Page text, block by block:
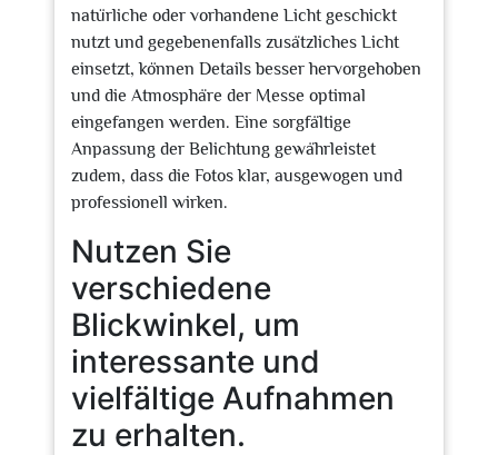
natürliche oder vorhandene Licht geschickt
nutzt und gegebenenfalls zusätzliches Licht
einsetzt, können Details besser hervorgehoben
und die Atmosphäre der Messe optimal
eingefangen werden. Eine sorgfältige
Anpassung der Belichtung gewährleistet
zudem, dass die Fotos klar, ausgewogen und
professionell wirken.
Nutzen Sie
verschiedene
Blickwinkel, um
interessante und
vielfältige Aufnahmen
zu erhalten.